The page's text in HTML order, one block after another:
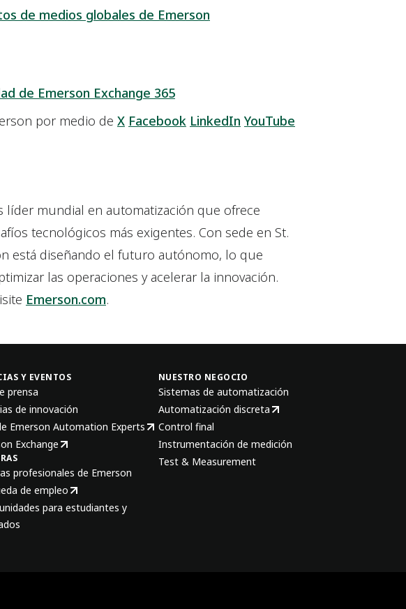
de medios globales de Emerson
de Emerson Exchange 365
por medio de X Facebook LinkedIn YouTube
líder mundial en automatización que ofrece
tecnológicos más exigentes. Con sede en St.
está diseñando el futuro autónomo, lo que
las operaciones y acelerar la innovación.
Emerson.com.
Y EVENTOS
prensa
de innovación
Emerson Automation Experts
Exchange
profesionales de Emerson
de empleo
para estudiantes y
NUESTRO NEGOCIO
Sistemas de automatización
Automatización discreta
Control final
Instrumentación de medición
Test & Measurement